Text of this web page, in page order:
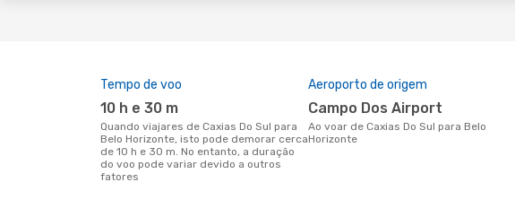
Tempo de voo
10 h e 30 m
Quando viajares de Caxias Do Sul para
Belo Horizonte, isto pode demorar cerca
de 10 h e 30 m. No entanto, a duração
do voo pode variar devido a outros
fatores
Aeroporto de origem
Campo Dos Airport
Ao voar de Caxias Do Sul para Belo
Horizonte